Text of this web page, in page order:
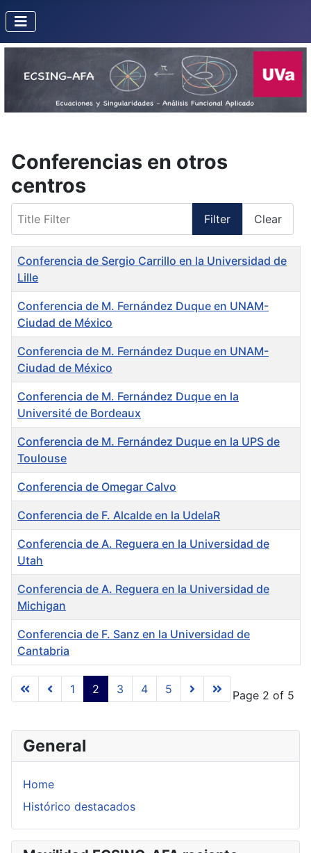
General
Home
Histórico destacados
Conferencias en otros
centros
Filter Clear
Articles
Title
Conferencia de Sergio Carrillo en la Universidad de
Lille
Conferencia de M. Fernández Duque en UNAM-
Ciudad de México
Conferencia de M. Fernández Duque en UNAM-
Ciudad de México
Conferencia de M. Fernández Duque en la
Université de Bordeaux
Conferencia de M. Fernández Duque en la UPS de
Toulouse
Conferencia de Omegar Calvo
Conferencia de F. Alcalde en la UdelaR
Conferencia de A. Reguera en la Universidad de
Utah
Conferencia de A. Reguera en la Universidad de
Michigan
Conferencia de F. Sanz en la Universidad de
Cantabria
Page 2 of 5
1 2 3 4 5